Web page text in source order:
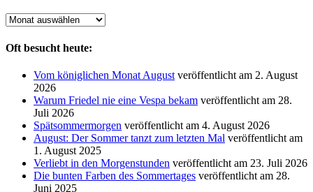
Archiv
Oft besucht heute:
Vom königlichen Monat August veröffentlicht am 2. August
2026
Warum Friedel nie eine Vespa bekam veröffentlicht am 28.
Juli 2026
Spätsommermorgen veröffentlicht am 4. August 2026
August: Der Sommer tanzt zum letzten Mal veröffentlicht am
1. August 2025
Verliebt in den Morgenstunden veröffentlicht am 23. Juli 2026
Die bunten Farben des Sommertages veröffentlicht am 28.
Juni 2025